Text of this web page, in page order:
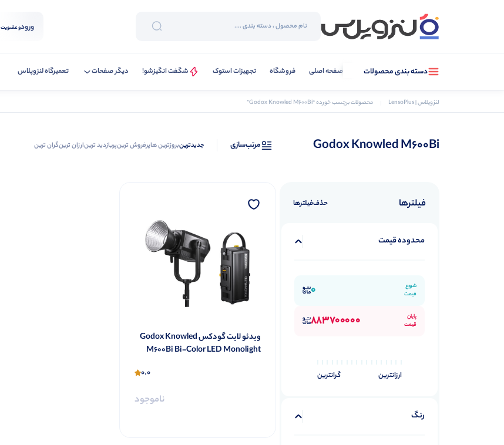
ورودو عضویت
دسته بندی محصولات صفحه اصلی فروشگاه تجهیزات استوک شگفت انگیزشو! دیگر صفحات تعمیرگاه لنزوپلاس
لنزوپلاس | LensoPlus محصولات برچسب خورده “Godox Knowled M600Bi”
Godox Knowled M600Bi
فیلترها حذف‌فیلتر‌ها
محدوده قیمت
شروع
قیمت
0
پایان
قیمت
883700000
ارزانترین گرانترین
رنگ
مرتب‌سازی جدیدترینبروزترین هاپرفروش ترینپربازدید ترینارزان ترینگران ترین
ویدئو لایت گودکس Godox Knowled
M600Bi Bi-Color LED Monolight
0.0
ناموجود